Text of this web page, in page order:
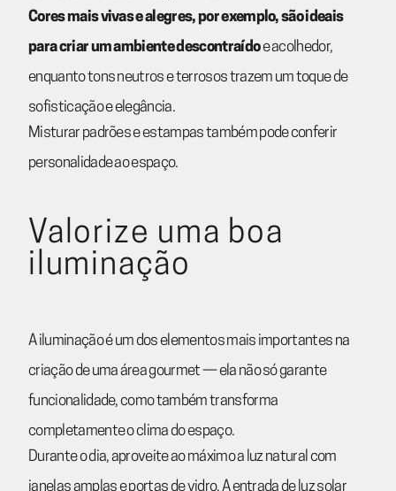
Cores mais vivas e alegres, por exemplo, são ideais
para criar um ambiente descontraídoe acolhedor,
enquanto tons neutros e terrosos trazem um toque de
sofisticação e elegância.
Misturar padrões e estampas também pode conferir
personalidade ao espaço.
Valorize uma boa
iluminação
A iluminação é um dos elementos mais importantes na
criação de uma área gourmet — ela não só garante
funcionalidade, como também transforma
completamente o clima do espaço.
Durante o dia, aproveite ao máximo a luz natural com
janelas amplas e portas de vidro. A entrada de luz solar